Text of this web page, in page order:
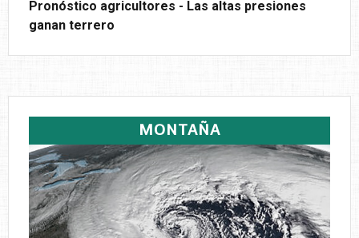
Pronóstico agricultores - Las altas presiones
ganan terrero
MONTAÑA